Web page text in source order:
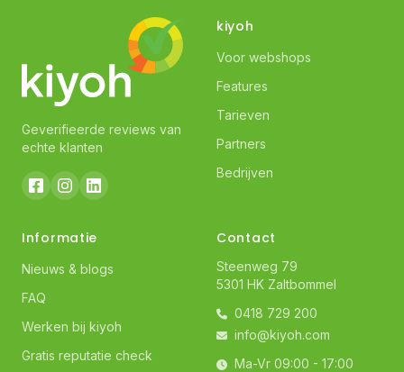
Geverifieerde reviews van
echte klanten
kiyoh
Voor webshops
Features
Tarieven
Partners
Bedrijven
Informatie
Nieuws & blogs
FAQ
Werken bij kiyoh
Gratis reputatie check
Contact
Steenweg 79
5301 HK Zaltbommel
0418 729 200
info@kiyoh.com
Ma-Vr 09:00 - 17:00